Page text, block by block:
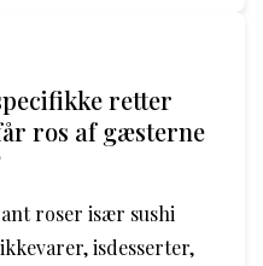
retter
ros af gæsterne
roser især sushi
isdesserter,